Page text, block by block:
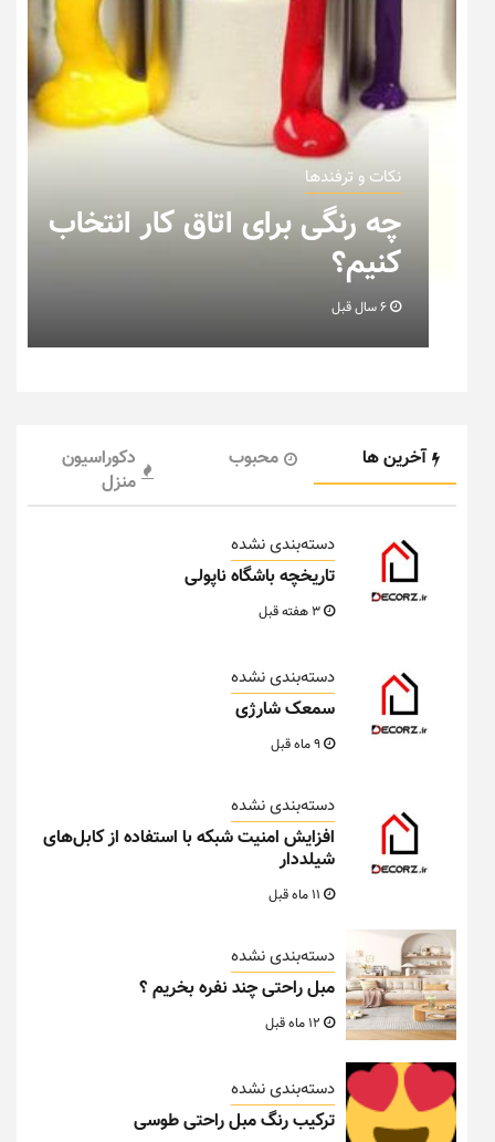
نکات و ترفندها
نکاتی که باید به هنگام چیدمان
خانه عروس بدانیم + تصویر
آخرین ها محبوب
دکوراسیون
منزل
دسته‌بندی نشده
تاریخچه باشگاه ناپولی
دسته‌بندی نشده
سمعک شارژی
دسته‌بندی نشده
افزایش امنیت شبکه با استفاده از کابل‌های
شیلددار
دسته‌بندی نشده
مبل راحتی چند نفره بخریم ؟
دسته‌بندی نشده
ترکیب رنگ مبل راحتی طوسی